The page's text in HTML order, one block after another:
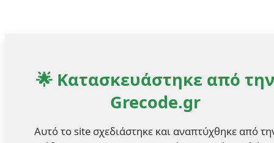
🌟 Κατασκευάστηκε από την
Grecode.gr
Αυτό το site σχεδιάστηκε και αναπτύχθηκε από